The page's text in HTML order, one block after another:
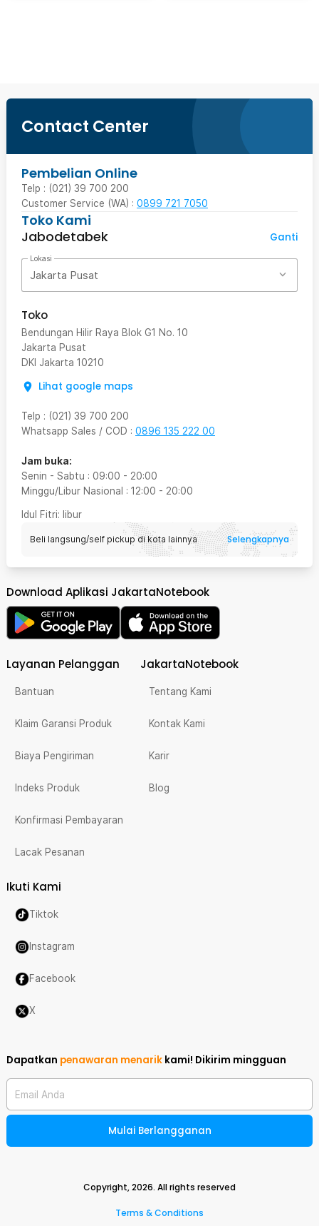
Contact Center
Pembelian Online
Telp : (021) 39 700 200
Customer Service (WA) : 0899 721 7050
Toko Kami
Jabodetabek
Ganti
Lokasi
Jakarta Pusat
Toko
Bendungan Hilir Raya Blok G1 No. 10
Jakarta Pusat
DKI Jakarta 10210
Lihat google maps
Telp : (021) 39 700 200
Whatsapp Sales / COD : 0896 135 222 00
Jam buka:
Senin - Sabtu : 09:00 - 20:00
Minggu/Libur Nasional : 12:00 - 20:00
Idul Fitri: libur
Beli langsung/self pickup di kota lainnya Selengkapnya
Download Aplikasi JakartaNotebook
Layanan Pelanggan
Bantuan
Klaim Garansi Produk
Biaya Pengiriman
Indeks Produk
Konfirmasi Pembayaran
Lacak Pesanan
JakartaNotebook
Tentang Kami
Kontak Kami
Karir
Blog
Ikuti Kami
Tiktok
Instagram
Facebook
X
Dapatkan penawaran menarik kami! Dikirim mingguan
Email Anda
Mulai Berlangganan
Copyright,2026. All rights reserved
Terms & Conditions